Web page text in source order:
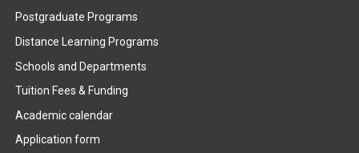
Postgraduate Programs
Distance Learning Programs
Schools and Departments
Tuition Fees & Funding
Academic calendar
Application form